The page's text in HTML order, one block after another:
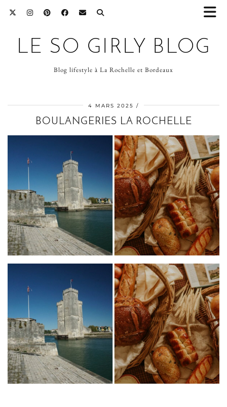
LE SO GIRLY BLOG
Blog lifestyle à La Rochelle et Bordeaux
4 MARS 2025
BOULANGERIES LA ROCHELLE